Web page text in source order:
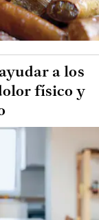
a los
físico y